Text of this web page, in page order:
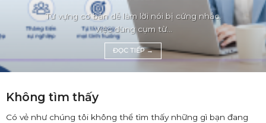
Từ vựng cơ bản dễ làm lời nói bị cứng nhắc.
Việc dùng cụm từ...
ĐỌC TIẾP→
Không tìm thấy
Có vẻ như chúng tôi không thể tìm thấy những gì bạn đang